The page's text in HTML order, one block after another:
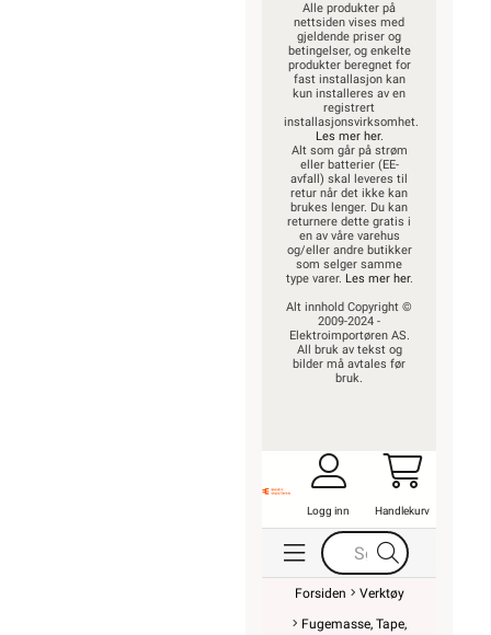
Alle produkter på
nettsiden vises med
gjeldende priser og
betingelser, og enkelte
produkter beregnet for
fast installasjon kan
kun installeres av en
registrert
installasjonsvirksomhet.
Les mer her.
Alt som går på strøm
eller batterier (EE-
avfall) skal leveres til
retur når det ikke kan
brukes lenger. Du kan
returnere dette gratis i
en av våre varehus
og/eller andre butikker
som selger samme
type varer. Les mer her.
Alt innhold Copyright ©
2009-2024 -
Elektroimportøren AS.
All bruk av tekst og
bilder må avtales før
bruk.
Logg inn Handlekurv
Forsiden
Verktøy
Fugemasse, Tape,